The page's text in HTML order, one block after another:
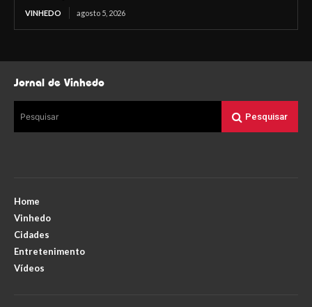
VINHEDO agosto 5, 2026
Jornal de Vinhedo
Pesquisar Pesquisar
Home
Vinhedo
Cidades
Entretenimento
Vídeos